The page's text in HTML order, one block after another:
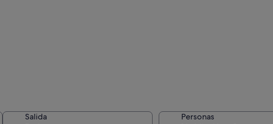
Salida
Personas